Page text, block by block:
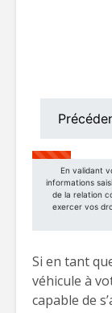
Si en tant
véhicule à
capable de